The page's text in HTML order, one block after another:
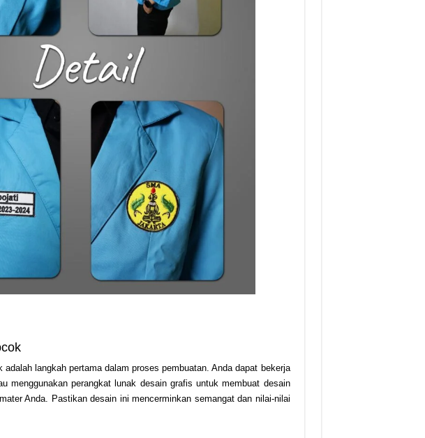
adalah langkah pertama dalam proses pembuatan. Anda dapat bekerja
menggunakan perangkat lunak desain grafis untuk membuat desain
Anda. Pastikan desain ini mencerminkan semangat dan nilai-nilai